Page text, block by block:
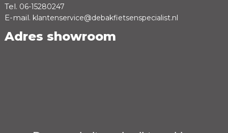
Tel. 06-15280247
E-mail. klantenservice@debakfietsenspecialist.nl
Adres showroom